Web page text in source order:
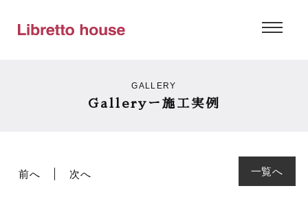
GALLERY
Galleryー施工実例
一覧へ
前へ 次へ